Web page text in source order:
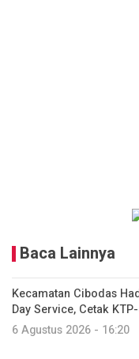
Baca Lainnya
Kecamatan Cibodas
Day Service, Cetak
6 Agustus 2026 - 16:20